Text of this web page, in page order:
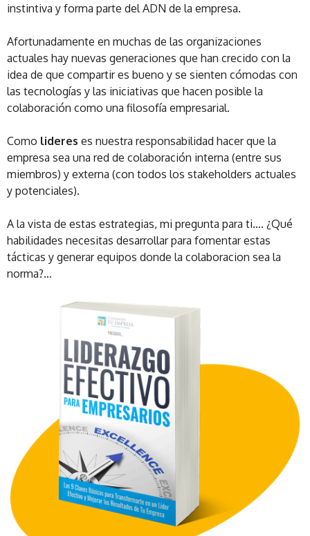
instintiva y forma parte del ADN de la empresa.
Afortunadamente en muchas de las organizaciones
actuales hay nuevas generaciones que han crecido con la
idea de que compartir es bueno y se sienten cómodas con
las tecnologías y las iniciativas que hacen posible la
colaboración como una filosofía empresarial.
Como lideres es nuestra responsabilidad hacer que la
empresa sea una red de colaboración interna (entre sus
miembros) y externa (con todos los stakeholders actuales
y potenciales).
A la vista de estas estrategias, mi pregunta para ti…. ¿Qué
habilidades necesitas desarrollar para fomentar estas
tácticas y generar equipos donde la colaboracion sea la
norma?…